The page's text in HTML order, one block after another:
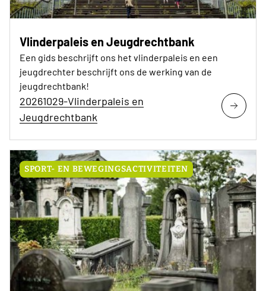
Vlinderpaleis en Jeugdrechtbank
Een gids beschrijft ons het vlinderpaleis en een
jeugdrechter beschrijft ons de werking van de
jeugdrechtbank!
20261029-Vlinderpaleis en
Jeugdrechtbank
SPORT- EN BEWEGINGSACTIVITEITEN